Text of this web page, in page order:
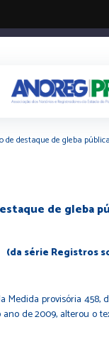
de destaque de gleba
de gleba
(da série Registros
Des.
provisória 458,
de 2009, alterou o